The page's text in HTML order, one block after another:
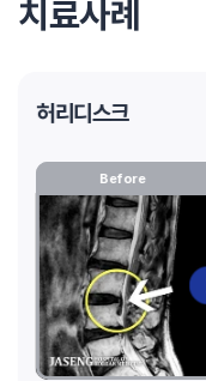
치료사례
허리디스크
Before